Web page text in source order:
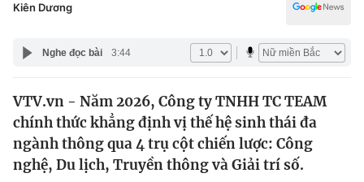
Pháp luật
Y tế
Thế giới
Tin tức
Thế giới đó đây
Kinh tế
Công nghệ
Kiên Dương
Nghe đọc bài 3:44
VTV.vn - Năm 2026, Công ty TNHH TC TEAM
chính thức khẳng định vị thế hệ sinh thái đa
ngành thông qua 4 trụ cột chiến lược: Công
nghệ, Du lịch, Truyền thông và Giải trí số.